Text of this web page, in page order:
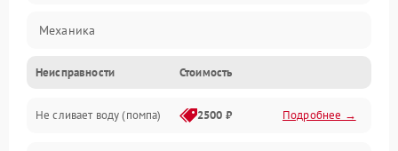
Механика
Электропитание
Водоснабжение
Неисправности Стоимость
Не сливает воду (помпа) 2500 ₽ Подробнее →